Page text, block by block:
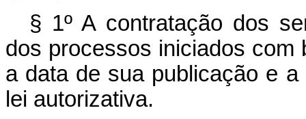
§ 1º A contratação dos
dos processos iniciados
a data de sua publicação e
lei autorizativa.